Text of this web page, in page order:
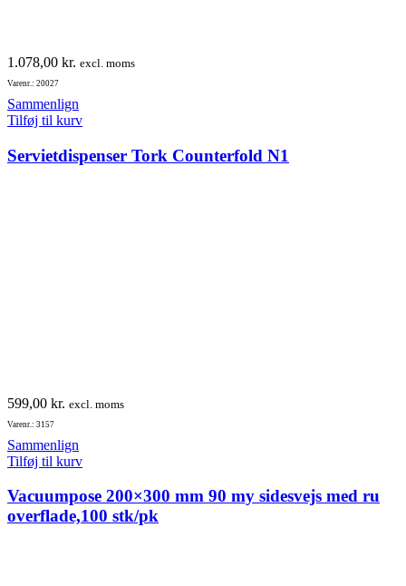
1.078,00 kr. excl. moms
Varenr.: 20027
Sammenlign
Tilføj til kurv
Servietdispenser Tork Counterfold N1
599,00 kr. excl. moms
Varenr.: 3157
Sammenlign
Tilføj til kurv
Vacuumpose 200×300 mm 90 my sidesvejs med ru
overflade,100 stk/pk